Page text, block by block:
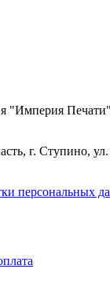
"Империя
г. Ступино,
персональных